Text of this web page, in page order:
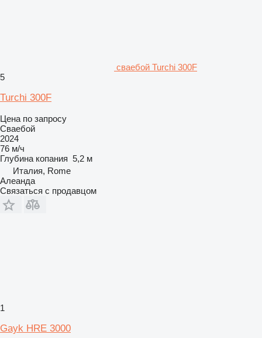
сваебой Turchi 300F
5
Turchi 300F
Цена по запросу
Сваебой
2024
76 м/ч
Глубина копания 5,2 м
Италия, Rome
Алеанда
Связаться с продавцом
1
Gayk HRE 3000